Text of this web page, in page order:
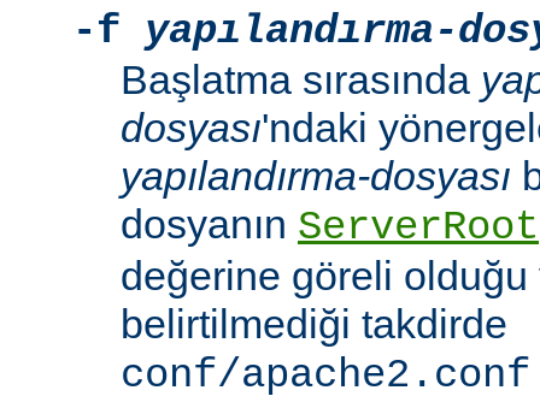
-f
yapılandırma-
Başlatma sırasında
dosyası'ndaki
yapılandırma-dosyası
dosyanın ServerRoot
değerine göreli olduğu
belirtilmediği takdirde
conf/apache2.conf